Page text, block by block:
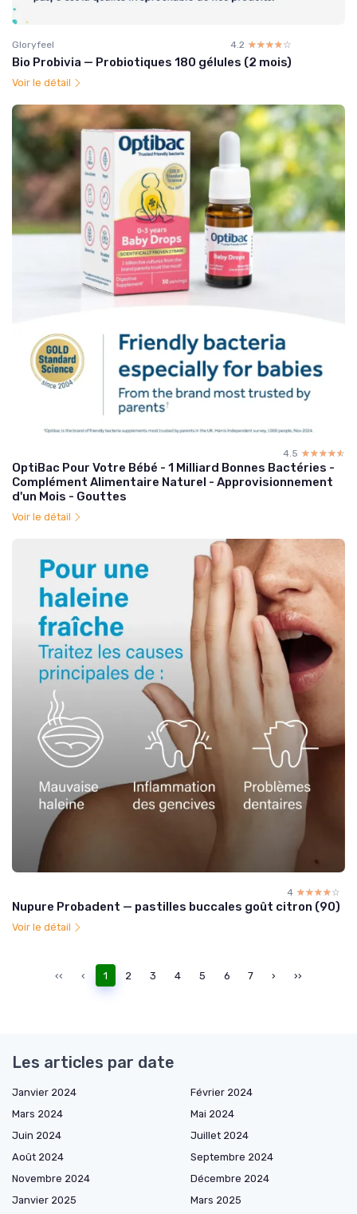
Gloryfeel 4.2 ☆☆☆☆☆
★★★★★
Bio Probivia — Probiotiques 180 gélules (2 mois)
Voir le détail
4.5 ☆☆☆☆☆
★★★★★
OptiBac Pour Votre Bébé - 1 Milliard Bonnes Bactéries -
Complément Alimentaire Naturel - Approvisionnement
d'un Mois - Gouttes
Voir le détail
4 ☆☆☆☆☆
★★★★★
Nupure Probadent — pastilles buccales goût citron (90)
Voir le détail
‹‹ ‹ 1 2 3 4 5 6 7 › ››
Les articles par date
Janvier 2024
Février 2024
Mars 2024
Mai 2024
Juin 2024
Juillet 2024
Août 2024
Septembre 2024
Novembre 2024
Décembre 2024
Janvier 2025
Mars 2025